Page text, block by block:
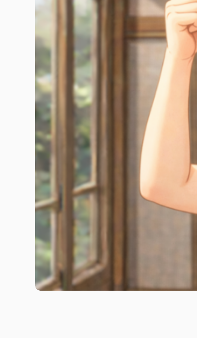
Ak-Suu Traverse Trek คีร์กีซส
ทางเทรกกิ้งข้ามเทือกเขาเทียนช
เคยอยากลองเดินข้ามเทือกเขาที่ยังไม่มีนักท่อง
ถ้าใช่ ต้องรู้จัก Ak-Suu Traverse Trek ในคีร์
รกกิ้ง 110 กิโลเมตรที่พาเราข้ามเทือกเขาเทียน
จากหมู่บ้านเล็กๆ ชื่อ Jyrgalan ไปจนถึงรีสอร์ท